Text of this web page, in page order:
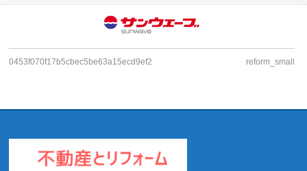
0453f070f17b5cbec5be63a15ecd9ef2 reform_small